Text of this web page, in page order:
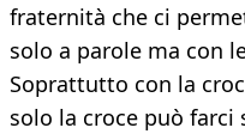
fraternità che ci
solo a parole ma con
Soprattutto con la
solo la croce può farci